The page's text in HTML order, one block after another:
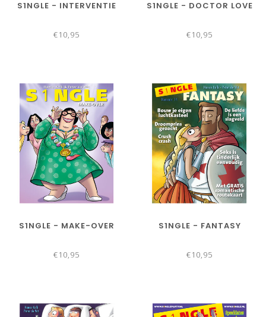
S1NGLE - INTERVENTIE
€10,95
S1NGLE - DOCTOR LOVE
€10,95
S1NGLE - MAKE-OVER
€10,95
S1NGLE - FANTASY
€10,95